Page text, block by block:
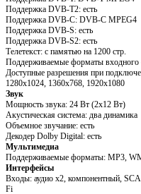
Поддержка DVB-T2: есть
Поддержка DVB-C: DVB-C MPEG4
Поддержка DVB-S: есть
Поддержка DVB-S2: есть
Телетекст: с памятью на 1200 стр.
Поддерживаемые форматы входного
Доступные разрешения при
1280x1024, 1360x768, 1920x1080
Звук
Мощность звука: 24 Вт (2x12 Вт)
Акустическая система: два динамика
Объемное звучание: есть
Декодер Dolby Digital: есть
Мультимедиа
Поддерживаемые форматы: MP3,
Интерфейсы
Входы: аудио x2, компонентный,
Fi